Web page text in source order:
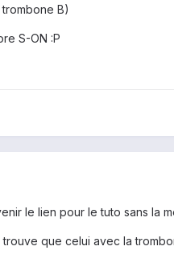
B)
S-ON :P
le lien pour le tuto sans la
que celui avec la